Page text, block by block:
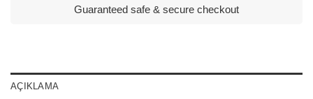
Guaranteed safe & secure checkout
AÇIKLAMA